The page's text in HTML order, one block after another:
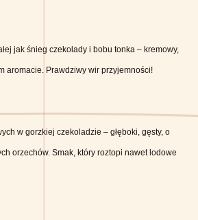
jak śnieg czekolady i bobu tonka – kremowy,
aromacie. Prawdziwy wir przyjemności!
w gorzkiej czekoladzie – głęboki, gęsty, o
orzechów. Smak, który roztopi nawet lodowe